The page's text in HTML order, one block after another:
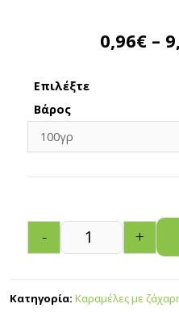
0,96€ –
Επιλέξτε
Βάρος
- +
Κατηγορία: Καραμέλες με